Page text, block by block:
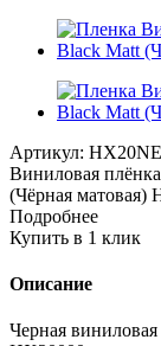
Артикул:
Виниловая
(Чёрная
Подробнее
Купить в 1 клик
Описание
Черная